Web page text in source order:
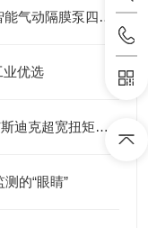
日本YAMADA雅玛达G15系列超耐腐智能气动隔膜泵四川代理店
业优选
1N·m~600N·m全能覆盖|日本ESTIC艾斯迪克超宽扭矩弯头枪
的“眼睛”